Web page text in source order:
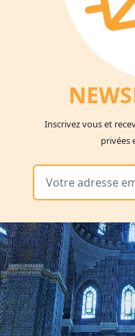
Inscrivez vous et
privées